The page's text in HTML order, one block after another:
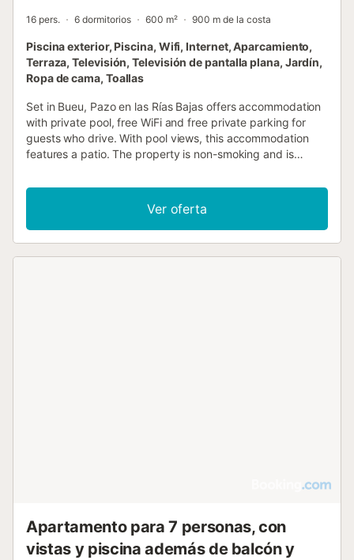
16 pers. 6 dormitorios 600 m² 900 m de la costa
Piscina exterior, Piscina, Wifi, Internet, Aparcamiento,
Terraza, Televisión, Televisión de pantalla plana, Jardín,
Ropa de cama, Toallas
Set in Bueu, Pazo en las Rías Bajas offers accommodation
with private pool, free WiFi and free private parking for
guests who drive. With pool views, this accommodation
features a patio. The property is non-smoking and is
Ver oferta
Apartamento para 7 personas, con
vistas y piscina además de balcón y